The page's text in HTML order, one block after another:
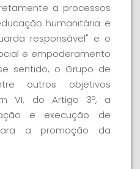
a processos
humanitária e
responsável" e o
e empoderamento
sentido, o Grupo de
outros objetivos
VI, do Artigo 3º, a
e execução de
a promoção da